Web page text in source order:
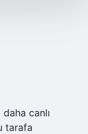
daha canlı
tarafa